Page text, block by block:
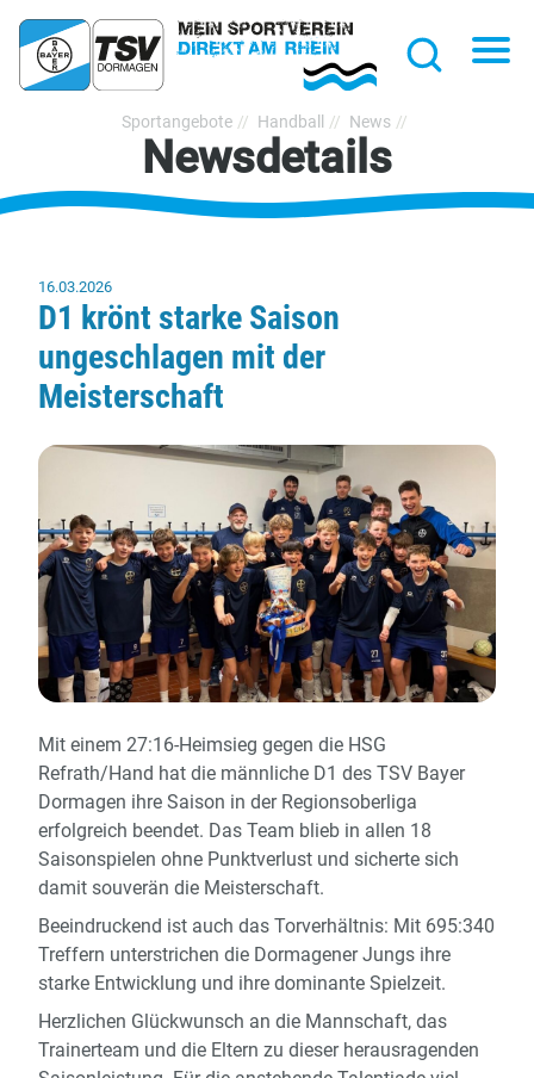
TSV
Bayer
Dormagen
1920
Sportangebote Handball News
Newsdetails
16.03.2026
D1 krönt starke Saison
ungeschlagen mit der
Meisterschaft
Mit einem 27:16-Heimsieg gegen die HSG
Refrath/Hand hat die männliche D1 des TSV Bayer
Dormagen ihre Saison in der Regionsoberliga
erfolgreich beendet. Das Team blieb in allen 18
Saisonspielen ohne Punktverlust und sicherte sich
damit souverän die Meisterschaft.
Beeindruckend ist auch das Torverhältnis: Mit 695:340
Treffern unterstrichen die DormagenerJungs ihre
starke Entwicklung und ihre dominante Spielzeit.
Herzlichen Glückwunsch an die Mannschaft, das
Trainerteam und die Eltern zu dieser herausragenden